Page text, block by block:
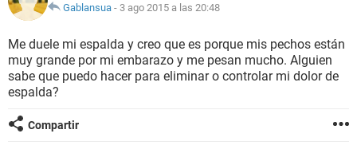
SEXUALIDAD
Gablansua - 3 ago 2015 a las 20:48
Me duele mi espalda y creo que es porque mis pechos están
muy grande por mi embarazo y me pesan mucho. Alguien
sabe que puedo hacer para eliminar o controlar mi dolor de
espalda?
Compartir